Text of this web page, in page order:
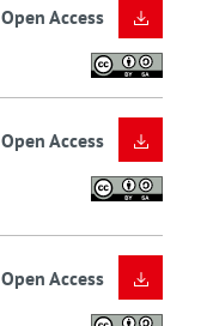
Open Access
Open Access
Open Access